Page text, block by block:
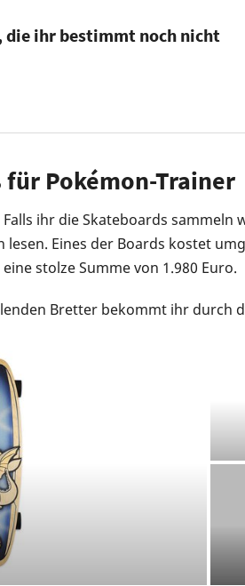
die ihr bestimmt noch nicht
Pokémon-Trainer
Falls ihr die Skateboards sammeln
lesen. Eines der Boards kostet
stolze Summe von 1.980 Euro.
Bretter bekommt ihr durch